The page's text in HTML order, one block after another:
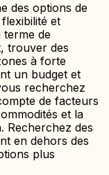
des options de
et
terme de
trouver des
à forte
un budget et
recherchez
de facteurs
et la
Recherchez des
en dehors des
plus